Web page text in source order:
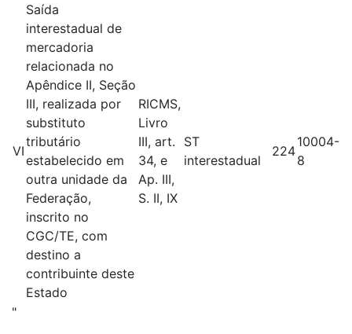
VI
Saída
interestadual de
mercadoria
relacionada no
Apêndice II, Seção
III, realizada por
substituto
tributário
estabelecido em
outra unidade da
Federação,
inscrito no
CGC/TE, com
destino a
contribuinte deste
Estado
RICMS,
Livro
III, art.
34, e
Ap. III,
S. II, IX
ST
interestadual
224
10004-
8
"